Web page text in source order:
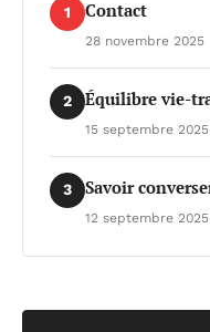
1 Contact
28 novembre 2025
2 Équilibre vie-
15 septembre 2025
3 Savoir
12 septembre 2025